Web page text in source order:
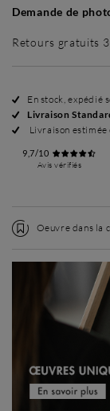
Demande de
Retours gratuits
En stock, expédié
Livraison
Livraison
9,7/10
Avis vérifiés
Oeuvre dans la